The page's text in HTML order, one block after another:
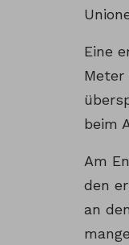
Eine
Meter
beim
Am
den
an